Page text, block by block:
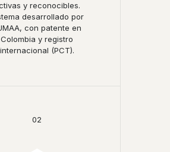
y reconocibles.
desarrollado por
con patente en
Colombia y registro
internacional (PCT).
02